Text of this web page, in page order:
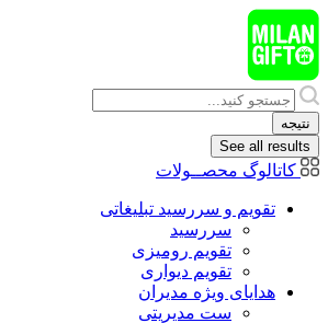
پرش
به
محتوا
Search
...
نتیجه
See all results
کاتالوگ محصــولات
تقویم و سررسید تبلیغاتی
سررسید
تقویم رومیزی
تقویم دیواری
هدایای ويژه مدیران
ست مدیریتی